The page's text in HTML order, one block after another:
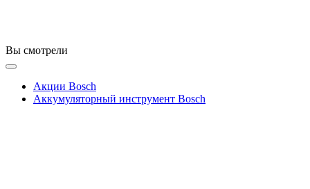
Вы смотрели
Акции Bosch
Аккумуляторный инструмент Bosch